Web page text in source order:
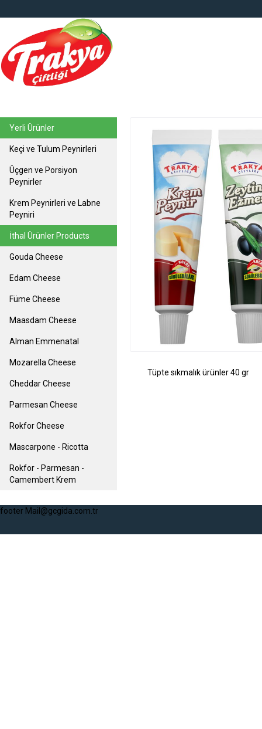
Yerli Ürünler
Keçi ve Tulum Peynirleri
Üçgen ve Porsiyon
Peynirler
Krem Peynirleri ve Labne
Peyniri
İthal Ürünler Products
Gouda Cheese
Edam Cheese
Füme Cheese
Maasdam Cheese
Alman Emmenatal
Mozarella Cheese
Cheddar Cheese
Parmesan Cheese
Rokfor Cheese
Mascarpone - Ricotta
Rokfor - Parmesan -
Camembert Krem
Tüpte sıkmalık ürünler 40 gr
footer Mail@gcgida.com.tr